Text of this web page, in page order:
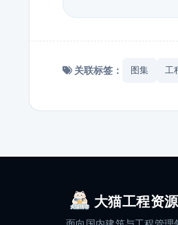
关联标签： 图集 工
大猫工程资